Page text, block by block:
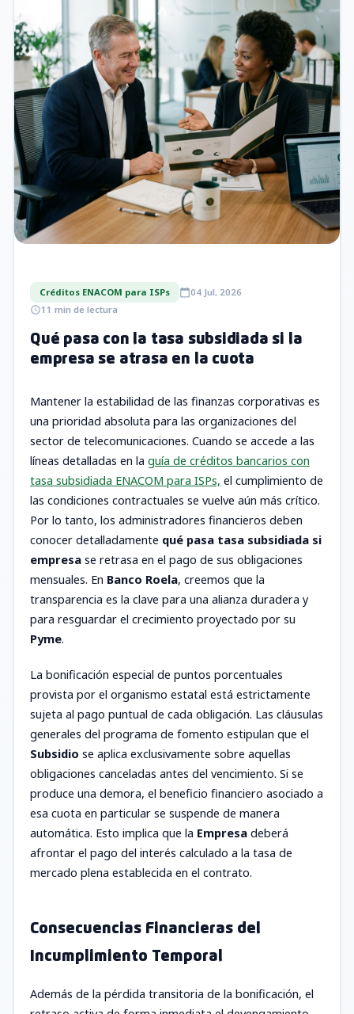
Créditos ENACOM para ISPs calendar_today04 Jul, 2026
schedule11 min de lectura
Qué pasa con la tasa subsidiada si la
empresa se atrasa en la cuota
Mantener la estabilidad de las finanzas corporativas es
una prioridad absoluta para las organizaciones del
sector de telecomunicaciones. Cuando se accede a las
líneas detalladas en la guía de créditos bancarios con
tasa subsidiada ENACOM para ISPs, el cumplimiento de
las condiciones contractuales se vuelve aún más crítico.
Por lo tanto, los administradores financieros deben
conocer detalladamente qué pasa tasa subsidiada si
empresa se retrasa en el pago de sus obligaciones
mensuales. En Banco Roela, creemos que la
transparencia es la clave para una alianza duradera y
para resguardar el crecimiento proyectado por su
Pyme.
La bonificación especial de puntos porcentuales
provista por el organismo estatal está estrictamente
sujeta al pago puntual de cada obligación. Las cláusulas
generales del programa de fomento estipulan que el
Subsidio se aplica exclusivamente sobre aquellas
obligaciones canceladas antes del vencimiento. Si se
produce una demora, el beneficio financiero asociado a
esa cuota en particular se suspende de manera
automática. Esto implica que la Empresa deberá
afrontar el pago del interés calculado a la tasa de
mercado plena establecida en el contrato.
Consecuencias Financieras del
Incumplimiento Temporal
Además de la pérdida transitoria de la bonificación, el